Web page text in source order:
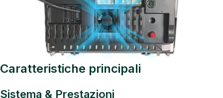
La radio è dotata di una ventola più potente e più grande per evitare
riavvii o problemi causati dal surriscaldamento o dall’uso prolungato.
Permette a molte applicazioni di funzionare contemporaneamente in
modo fluido.